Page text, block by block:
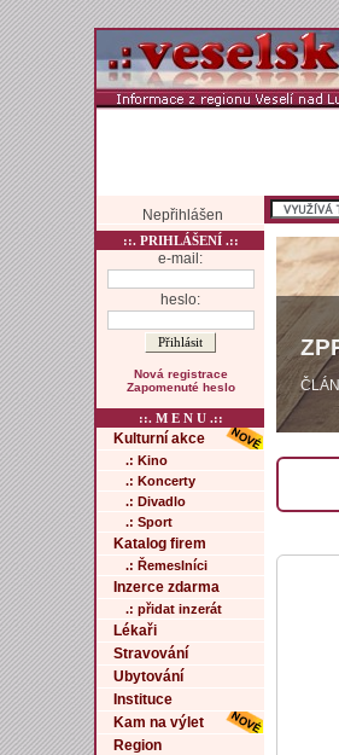
Nepřihlášen
::. PRIHLÁŠENÍ .::
e-mail:
heslo:
Nová registrace
Zapomenuté heslo
::. M E N U .::
Kulturní akce
.: Kino
.: Koncerty
.: Divadlo
.: Sport
Katalog firem
.: Řemeslníci
Inzerce zdarma
.: přidat inzerát
Lékaři
Stravování
Ubytování
Instituce
Kam na výlet
Region